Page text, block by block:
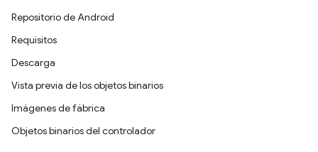
Repositorio de Android
Requisitos
Descarga
Vista previa de los objetos binarios
Imágenes de fábrica
Objetos binarios del controlador